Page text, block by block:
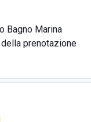
Bagno Marina
prenotazione